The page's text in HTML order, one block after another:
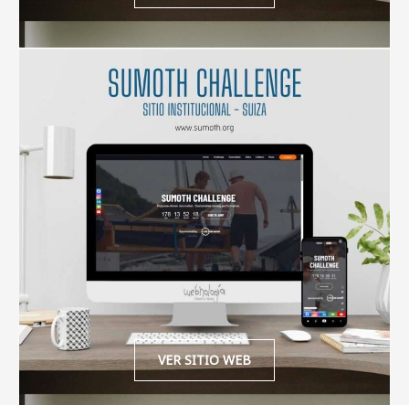
VER SITIO WEB